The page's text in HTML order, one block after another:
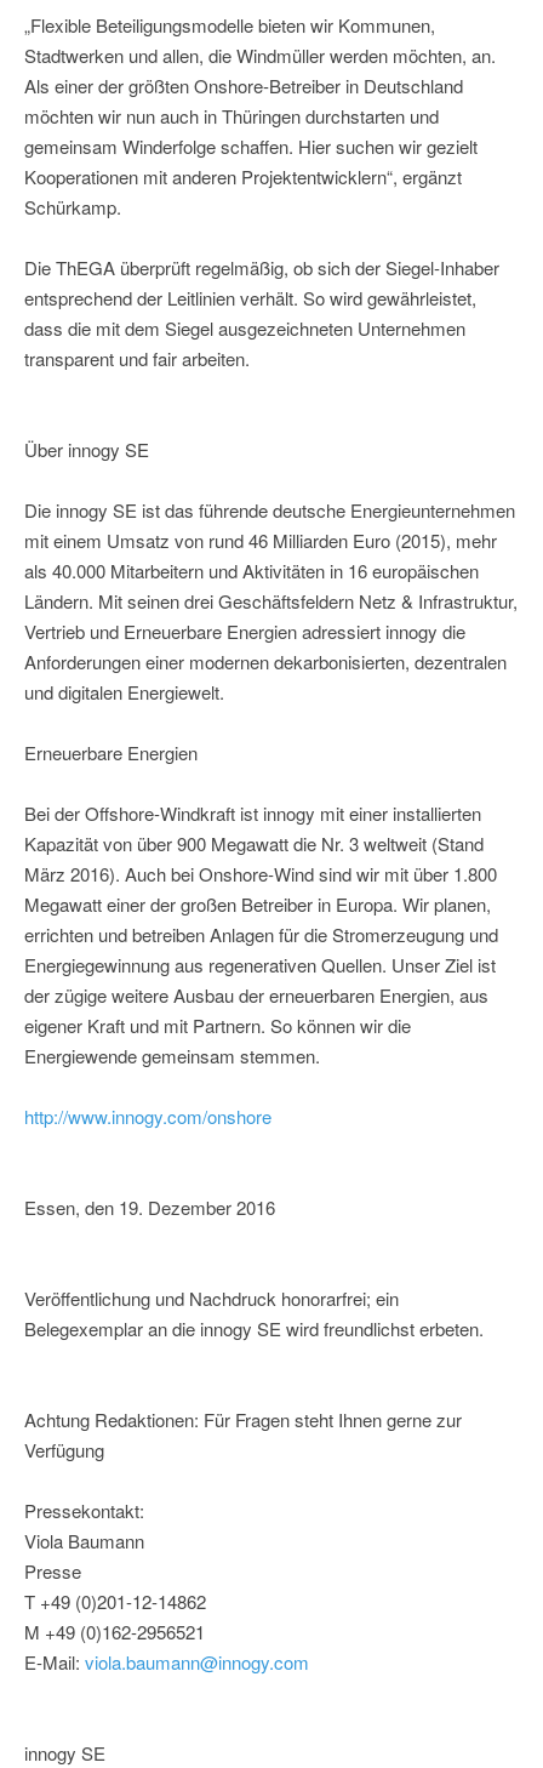
„Flexible Beteiligungsmodelle bieten wir Kommunen,
Stadtwerken und allen, die Windmüller werden möchten, an.
Als einer der größten Onshore-Betreiber in Deutschland
möchten wir nun auch in Thüringen durchstarten und
gemeinsam Winderfolge schaffen. Hier suchen wir gezielt
Kooperationen mit anderen Projektentwicklern“, ergänzt
Schürkamp.
Die ThEGA überprüft regelmäßig, ob sich der Siegel-Inhaber
entsprechend der Leitlinien verhält. So wird gewährleistet,
dass die mit dem Siegel ausgezeichneten Unternehmen
transparent und fair arbeiten.
Über innogy SE
Die innogy SE ist das führende deutsche Energieunternehmen
mit einem Umsatz von rund 46 Milliarden Euro (2015), mehr
als 40.000 Mitarbeitern und Aktivitäten in 16 europäischen
Ländern. Mit seinen drei Geschäftsfeldern Netz & Infrastruktur,
Vertrieb und Erneuerbare Energien adressiert innogy die
Anforderungen einer modernen dekarbonisierten, dezentralen
und digitalen Energiewelt.
Erneuerbare Energien
Bei der Offshore-Windkraft ist innogy mit einer installierten
Kapazität von über 900 Megawatt die Nr. 3 weltweit (Stand
März 2016). Auch bei Onshore-Wind sind wir mit über 1.800
Megawatt einer der großen Betreiber in Europa. Wir planen,
errichten und betreiben Anlagen für die Stromerzeugung und
Energiegewinnung aus regenerativen Quellen. Unser Ziel ist
der zügige weitere Ausbau der erneuerbaren Energien, aus
eigener Kraft und mit Partnern. So können wir die
Energiewende gemeinsam stemmen.
http://www.innogy.com/onshore
Essen, den 19. Dezember 2016
Veröffentlichung und Nachdruck honorarfrei; ein
Belegexemplar an die innogy SE wird freundlichst erbeten.
Achtung Redaktionen: Für Fragen steht Ihnen gerne zur
Verfügung
Pressekontakt:
Viola Baumann
Presse
T +49 (0)201-12-14862
M +49 (0)162-2956521
E-Mail: viola.baumann@innogy.com
innogy SE